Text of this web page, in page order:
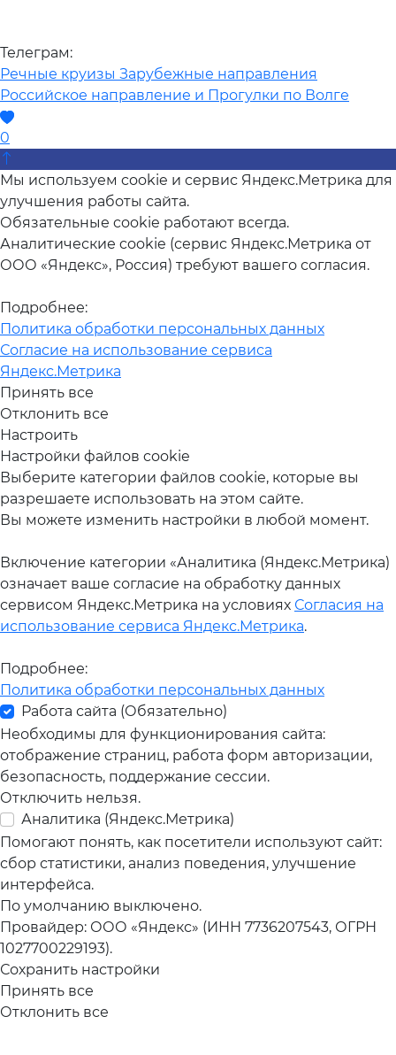
Телеграм:
Речные круизы Зарубежные направления
Российское направление и Прогулки по Волге
0
Мы используем cookie и сервис Яндекс.Метрика для
улучшения работы сайта.
Обязательные cookie работают всегда.
Аналитические cookie (сервис Яндекс.Метрика от
ООО «Яндекс», Россия) требуют вашего согласия.
Подробнее:
Политика обработки персональных данных
Согласие на использование сервиса
Яндекс.Метрика
Принять все
Отклонить все
Настроить
Настройки файлов cookie
Выберите категории файлов cookie, которые вы
разрешаете использовать на этом сайте.
Вы можете изменить настройки в любой момент.
Включение категории «Аналитика (Яндекс.Метрика)
означает ваше согласие на обработку данных
сервисом Яндекс.Метрика на условиях Согласия на
использование сервиса Яндекс.Метрика.
Подробнее:
Политика обработки персональных данных
Работа сайта (Обязательно)
Необходимы для функционирования сайта:
отображение страниц, работа форм авторизации,
безопасность, поддержание сессии.
Отключить нельзя.
Аналитика (Яндекс.Метрика)
Помогают понять, как посетители используют сайт:
сбор статистики, анализ поведения, улучшение
интерфейса.
По умолчанию выключено.
Провайдер: ООО «Яндекс» (ИНН 7736207543, ОГРН
1027700229193).
Сохранить настройки
Принять все
Отклонить все